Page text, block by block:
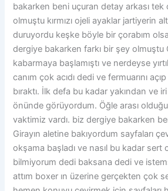
bakarken beni uçuran detay arkası tek
olmuştu kırmızı ojeli ayaklar jartiyerin
duruyordu keşke böyle bir çorabım
dergiye bakarken farkı bir şey olmuştu
kabarmaya başlamıştı ve nerdeyse
canım çok acıdı dedi ve fermuarını
bıraktı. İlk defa bu kadar yakından ve
önünde görüyordum. Öğle arası
vaktimiz vardı. biz dergiye bakarken
Girayın aletine bakıyordum sayfaları
okşama başladı ve nasıl bu kadar sert
bilmiyorum dedi baksana dedi ve
attım boxer ın üzerine gerçekten çok